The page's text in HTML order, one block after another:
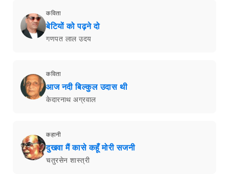
कविता
बेटियों को पढ़ने दो
गणपत लाल उदय
कविता
आज नदी बिल्कुल उदास थी
केदारनाथ अग्रवाल
कहानी
दुखवा मैं कासे कहूँ मोरी सजनी
चतुरसेन शास्त्री